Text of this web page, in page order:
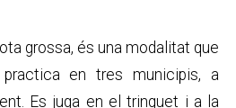
grossa, és una modalitat que
en tres municipis, a
Es juga en el trinquet i a la